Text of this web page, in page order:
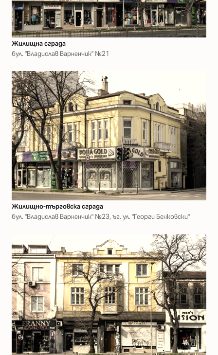
Жилищна сграда
бул. "Владислав Варненчик" №21
Жилищно-търговска сграда
бул. "Владислав Варненчик" №23, ъг. ул. "Георги Бенковски"